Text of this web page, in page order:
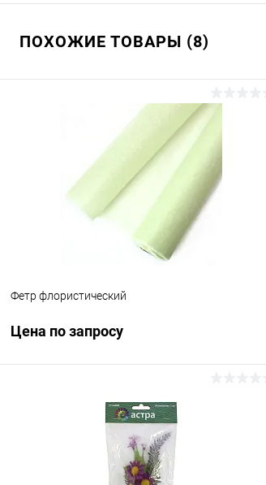
ПОХОЖИЕ ТОВАРЫ (8)
Фетр флористический
Цена по запросу
Запросить цену
Под заказ